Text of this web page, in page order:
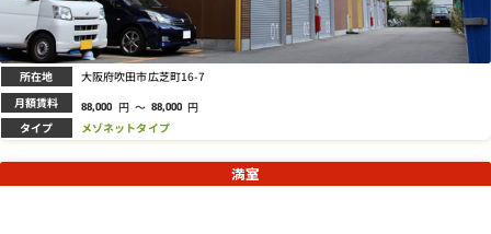
所在地 大阪府吹田市広芝町16-7
月額賃料 88,000 円 ～ 88,000 円
タイプ メゾネットタイプ
満室